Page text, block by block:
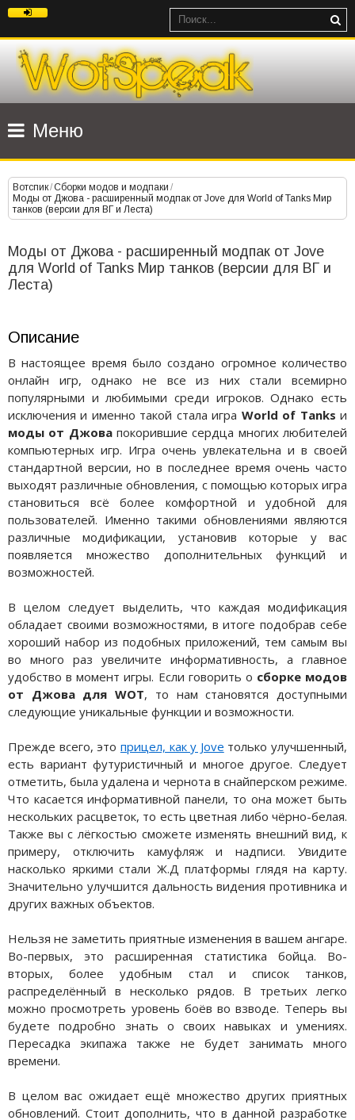
Меню
Вотспик/Сборки модов и модпаки /
Моды от Джова - расширенный модпак от Jove для World of Tanks Мир
танков (версии для ВГ и Леста)
Моды от Джова - расширенный модпак от Jove
для World of Tanks Мир танков (версии для ВГ и
Леста)
Описание
В настоящее время было создано огромное количество
онлайн игр, однако не все из них стали всемирно
популярными и любимыми среди игроков. Однако есть
исключения и именно такой стала игра World of Tanks и
моды от Джовапокорившие сердца многих любителей
компьютерных игр. Игра очень увлекательна и в своей
стандартной версии, но в последнее время очень часто
выходят различные обновления, с помощью которых игра
становиться всё более комфортной и удобной для
пользователей. Именно такими обновлениями являются
различные модификации, установив которые у вас
появляется множество дополнительных функций и
возможностей.
В целом следует выделить, что каждая модификация
обладает своими возможностями, в итоге подобрав себе
хороший набор из подобных приложений, тем самым вы
во много раз увеличите информативность, а главное
удобство в момент игры. Если говорить о сборке модов
от Джова для WOT, то нам становятся доступными
следующие уникальные функции и возможности.
Прежде всего, это прицел, как у Jove только улучшенный,
есть вариант футуристичный и многое другое. Следует
отметить, была удалена и чернота в снайперском режиме.
Что касается информативной панели, то она может быть
нескольких расцветок, то есть цветная либо чёрно-белая.
Также вы с лёгкостью сможете изменять внешний вид, к
примеру, отключить камуфляж и надписи. Увидите
насколько яркими стали Ж.Д платформы глядя на карту.
Значительно улучшится дальность видения противника и
других важных объектов.
Нельзя не заметить приятные изменения в вашем ангаре.
Во-первых, это расширенная статистика бойца. Во-
вторых, более удобным стал и список танков,
распределённый в несколько рядов. В третьих легко
можно просмотреть уровень боёв во взводе. Теперь вы
будете подробно знать о своих навыках и умениях.
Пересадка экипажа также не будет занимать много
времени.
В целом вас ожидает ещё множество других приятных
обновлений. Стоит дополнить, что в данной разработке